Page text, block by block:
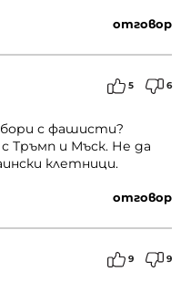
отговор
5 6
с фашисти?
с Тръмп и Мъск. Не да
клетници.
отговор
9 9